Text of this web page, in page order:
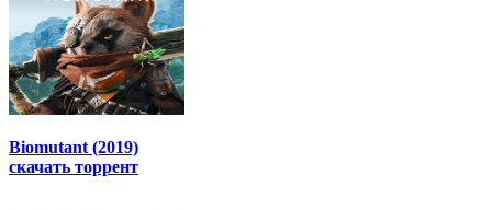
Biomutant (2019)
скачать торрент